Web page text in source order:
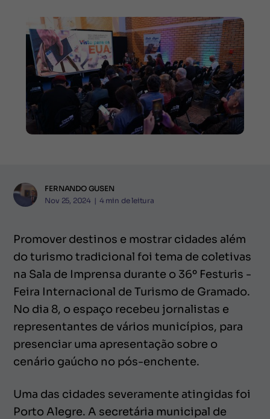
FERNANDO GUSEN
Nov 25, 2024 | 4 min de leitura
Promover destinos e mostrar cidades além
do turismo tradicional foi tema de coletivas
na Sala de Imprensa durante o 36º Festuris -
Feira Internacional de Turismo de Gramado.
No dia 8, o espaço recebeu jornalistas e
representantes de vários municípios, para
presenciar uma apresentação sobre o
cenário gaúcho no pós-enchente.
Uma das cidades severamente atingidas foi
Porto Alegre. A secretária municipal de